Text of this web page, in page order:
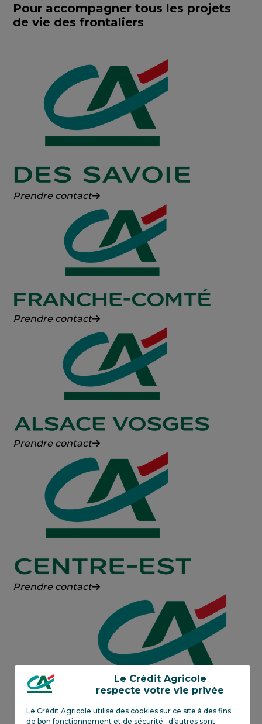
Pour accompagner tous les projets
de vie des frontaliers
Crédit
Prendre contact
Crédit
Prendre contact
Crédit
Vosges
Prendre contact
Crédit
Prendre contact
Le Crédit Agricole
respecte votre vie privée
Le Crédit Agricole utilise des cookies sur ce site à des fins
de bon fonctionnement et de sécurité ; d’autres sont